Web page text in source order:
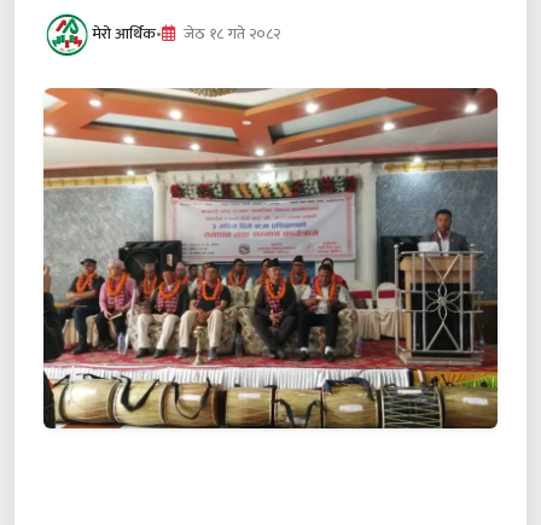
मेरो आर्थिक• जेठ १८ गते २०८२